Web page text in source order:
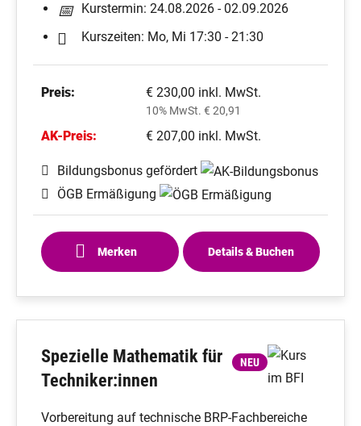
Kurstermin: 24.08.2026 - 02.09.2026
Kurszeiten: Mo, Mi 17:30 - 21:30
Preis: € 230,00 inkl. MwSt.
10% MwSt. € 20,91
AK-Preis: € 207,00 inkl. MwSt.
Bildungsbonus gefördert
ÖGB Ermäßigung
Merken Details & Buchen
Spezielle Mathematik für
Techniker:innen
NEU
Vorbereitung auf technische BRP-Fachbereiche